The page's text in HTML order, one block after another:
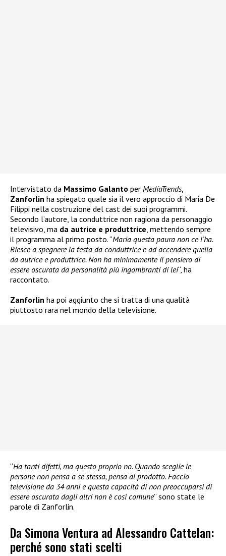
Intervistato da Massimo Galanto per MediaTrends,
Zanforlin ha spiegato quale sia il vero approccio di Maria De
Filippi nella costruzione del cast dei suoi programmi.
Secondo l’autore, la conduttrice non ragiona da personaggio
televisivo, ma da autrice e produttrice, mettendo sempre
il programma al primo posto. “Maria questa paura non ce l’ha.
Riesce a spegnere la testa da conduttrice e ad accendere quella
da autrice e produttrice. Non ha minimamente il pensiero di
essere oscurata da personalità più ingombranti di lei“, ha
raccontato.
Zanforlin ha poi aggiunto che si tratta di una qualità
piuttosto rara nel mondo della televisione.
“Ha tanti difetti, ma questo proprio no. Quando sceglie le
persone non pensa a se stessa, pensa al prodotto. Faccio
televisione da 34 anni e questa capacità di non preoccuparsi di
essere oscurata dagli altri non è così comune” sono state le
parole di Zanforlin.
Da Simona Ventura ad Alessandro Cattelan:
perché sono stati scelti